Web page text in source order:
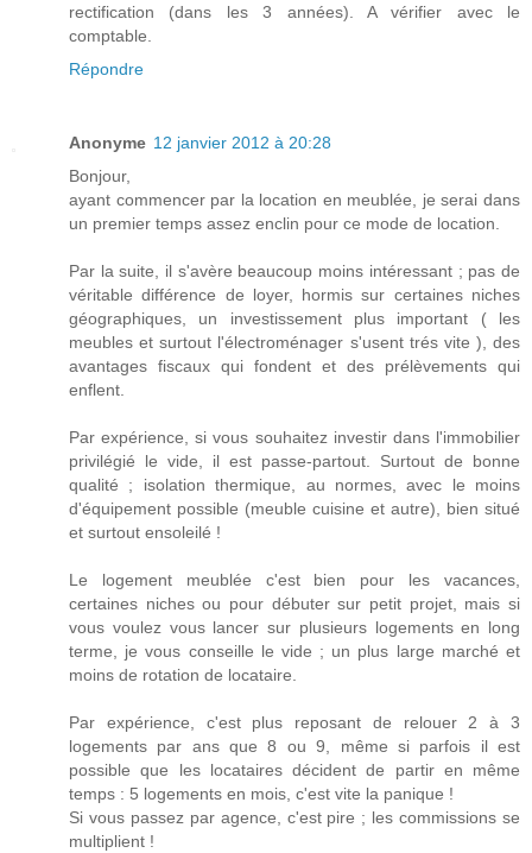
rectification (dans les 3 années). A vérifier avec le
comptable.
Répondre
Anonyme 12 janvier 2012 à 20:28
Bonjour,
ayant commencer par la location en meublée, je serai dans
un premier temps assez enclin pour ce mode de location.
Par la suite, il s'avère beaucoup moins intéressant ; pas de
véritable différence de loyer, hormis sur certaines niches
géographiques, un investissement plus important ( les
meubles et surtout l'électroménager s'usent trés vite ), des
avantages fiscaux qui fondent et des prélèvements qui
enflent.
Par expérience, si vous souhaitez investir dans l'immobilier
privilégié le vide, il est passe-partout. Surtout de bonne
qualité ; isolation thermique, au normes, avec le moins
d'équipement possible (meuble cuisine et autre), bien situé
et surtout ensoleilé !
Le logement meublée c'est bien pour les vacances,
certaines niches ou pour débuter sur petit projet, mais si
vous voulez vous lancer sur plusieurs logements en long
terme, je vous conseille le vide ; un plus large marché et
moins de rotation de locataire.
Par expérience, c'est plus reposant de relouer 2 à 3
logements par ans que 8 ou 9, même si parfois il est
possible que les locataires décident de partir en même
temps : 5 logements en mois, c'est vite la panique !
Si vous passez par agence, c'est pire ; les commissions se
multiplient !